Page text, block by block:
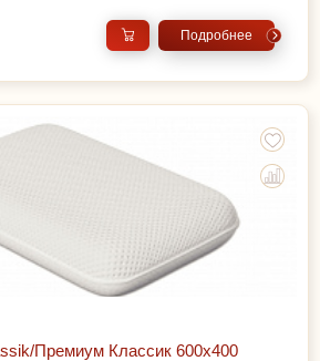
Подробнее
Премиум Классик 600х400